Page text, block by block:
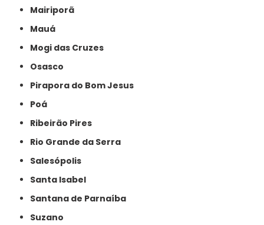
Mairiporã
Mauá
Mogi das Cruzes
Osasco
Pirapora do Bom Jesus
Poá
Ribeirão Pires
Rio Grande da Serra
Salesópolis
Santa Isabel
Santana de Parnaíba
Suzano